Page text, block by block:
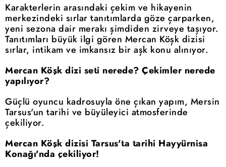
Karakterlerin arasındaki çekim ve hikayenin
merkezindeki sırlar tanıtımlarda göze çarparken,
yeni sezona dair merakı şimdiden zirveye taşıyor.
Tanıtımları büyük ilgi gören Mercan Köşk dizisi
sırlar, intikam ve imkansız bir aşk konu alınıyor.
Mercan Köşk dizi seti nerede? Çekimler nerede
yapılıyor?
Güçlü oyuncu kadrosuyla öne çıkan yapım, Mersin
Tarsus'un tarihi ve büyüleyici atmosferinde
çekiliyor.
Mercan Köşk dizisi Tarsus'ta tarihi Hayyürnisa
Konağı'nda çekiliyor!